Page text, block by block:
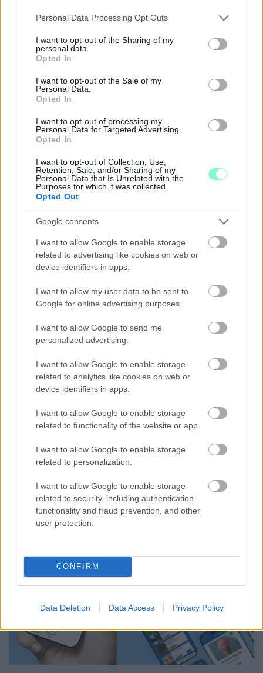
Please note that this website/app uses one or more Google
not limited to your visit or usage behaviour. You may click to
grant or deny consent to Google and its third-party tags to
use your data for below specified purposes in below Google
consent section.
Personal Data Processing Opt Outs
I want to opt-out of the Sharing of my
personal data.
Opted In
I want to opt-out of the Sale of my
Personal Data.
Opted In
I want to opt-out of processing my
Personal Data for Targeted Advertising.
Opted In
I want to opt-out of Collection, Use,
Retention, Sale, and/or Sharing of my
Personal Data that Is Unrelated with the
Purposes for which it was collected.
Opted Out
Google consents
I want to allow Google to enable storage
related to advertising like cookies on web or
device identifiers in apps.
I want to allow my user data to be sent to
Google for online advertising purposes.
I want to allow Google to send me
personalized advertising.
I want to allow Google to enable storage
related to analytics like cookies on web or
device identifiers in apps.
I want to allow Google to enable storage
related to functionality of the website or app.
I want to allow Google to enable storage
related to personalization.
I want to allow Google to enable storage
related to security, including authentication
functionality and fraud prevention, and other
user protection.
CONFIRM
Data Deletion Data Access Privacy Policy
DÍSZKIVILÁGÍTÁS LEKAPCSOLÁSA
A város 77 helyszínén zajlik a munkavégzés, a Győr Projekt
kezelésében lévő épületek egy részét is érinti az intézkedés.
HŐSÉGRIASZTÁST, A KÖVETKEZŐ 48 ÓRA LEHET A
LEGKRITIKUSABB AZ ENERGIAELLÁTÁS
SZEMPONTJÁBÓL, DE AZ UTOLSÓ PAKSI TURBINA
A Védelmi Munkacsoport szerint egyelőre stabil az ország
villamosenergia-rendszere, de továbbra is takarékosságra kérik
a lakosságot és a nagyfogyasztókat.